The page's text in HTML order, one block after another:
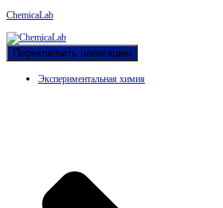
ChemicaLab
Переключить навигацию
Экспериментальная химия